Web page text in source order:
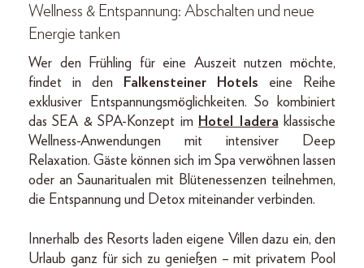
Wellness & Entspannung: Abschalten und neue
Energie tanken
Wer den Frühling für eine Auszeit nutzen möchte,
findet in den
Falkensteiner Hotels eine Reihe
exklusiver Entspannungsmöglichkeiten. So kombiniert
das SEA & SPA-Konzept im Hotel Iadera klassische
Wellness-Anwendungen mit intensiver Deep
Relaxation. Gäste können sich im Spa verwöhnen lassen
oder an Saunaritualen mit Blütenessenzen teilnehmen,
die Entspannung und Detox miteinander verbinden.
Innerhalb des Resorts laden eigene Villen dazu ein, den
Urlaub ganz für sich zu genießen – mit privatem Pool